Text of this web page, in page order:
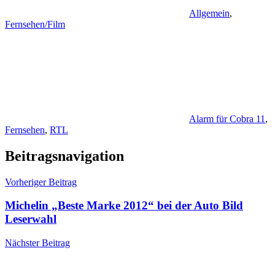
Allgemein,
Fernsehen/Film
Alarm für Cobra 11 ,
Fernsehen, RTL
Beitragsnavigation
Vorheriger Beitrag
Michelin „Beste Marke 2012“ bei der Auto Bild
Leserwahl
Nächster Beitrag